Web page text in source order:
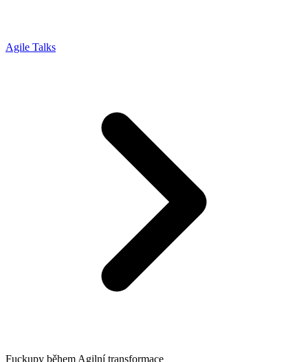
Agile Talks
Fuckupy během Agilní transformace